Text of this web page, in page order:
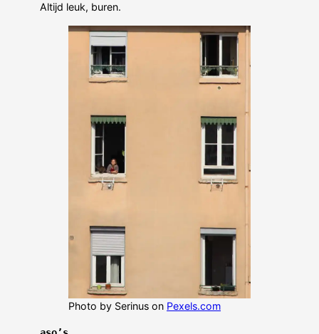
Altijd leuk, buren.
Photo by Serinus on Pexels.com